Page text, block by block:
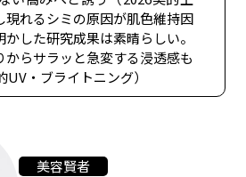
現れるシミの原因が肌色維持因
した研究成果は素晴らしい。
からサラッと急変する浸透感も
・ブライトニング）
美容賢者